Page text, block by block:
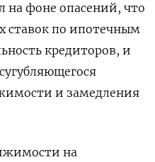
на фоне опасений, что
ставок по ипотечным
кредиторов, и
и замедления
на